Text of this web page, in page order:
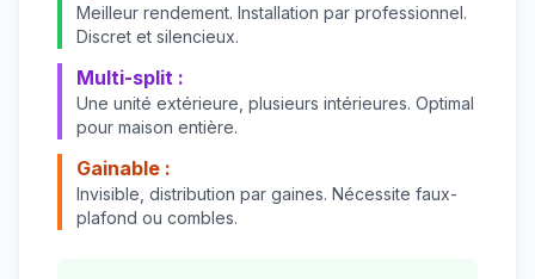
Meilleur rendement. Installation par professionnel.
Discret et silencieux.
Multi-split :
Une unité extérieure, plusieurs intérieures. Optimal
pour maison entière.
Gainable :
Invisible, distribution par gaines. Nécessite faux-
plafond ou combles.